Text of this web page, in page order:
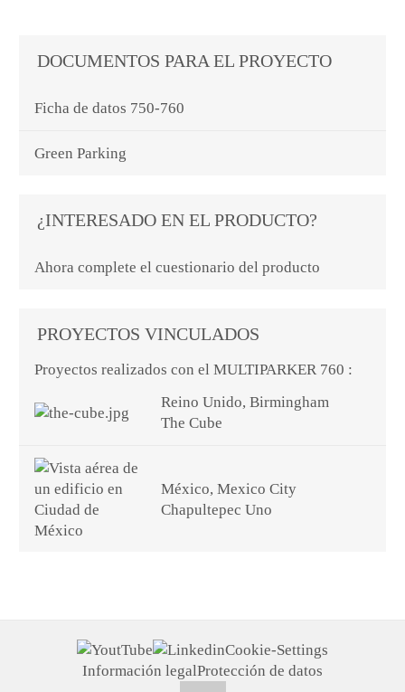
DOCUMENTOS PARA EL PROYECTO
Ficha de datos 750-760
Green Parking
¿INTERESADO EN EL PRODUCTO?
Ahora complete el cuestionario del producto
PROYECTOS VINCULADOS
Proyectos realizados con el MULTIPARKER 760 :
Reino Unido, Birmingham
The Cube
México, Mexico City
Chapultepec Uno
Cookie-Settings
Información legalProtección de datos